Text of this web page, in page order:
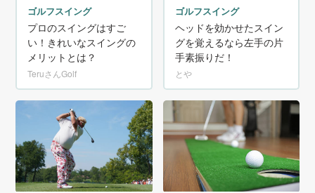
ゴルフスイング
プロのスイングはすご
い！きれいなスイングの
メリットとは？
TeruさんGolf
ゴルフスイング
ヘッドを効かせたスイン
グを覚えるなら左手の片
手素振りだ！
とや